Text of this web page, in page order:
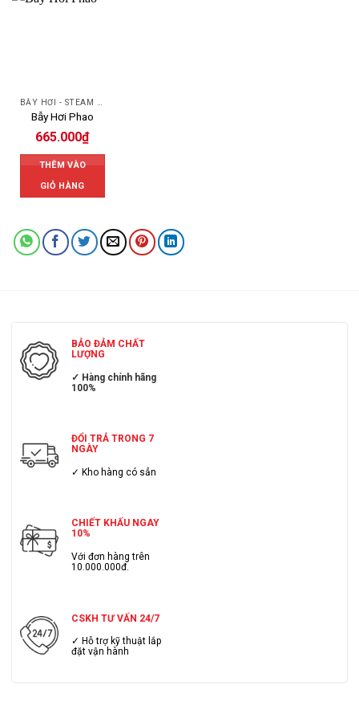
Bẫy Hơi Phao
665.000₫
THÊM VÀO
GIỎ HÀNG
BẢO ĐẢM CHẤT
LƯỢNG
✓ Hàng chính hãng
100%
ĐỔI TRẢ TRONG 7
NGÀY
✓ Kho hàng có sẳn
CHIẾT KHẤU NGAY
10%
Với đơn hàng trên
10.000.000đ.
CSKH TƯ VẤN 24/7
✓ Hỗ trợ kỹ thuật lắp
đặt vận hành